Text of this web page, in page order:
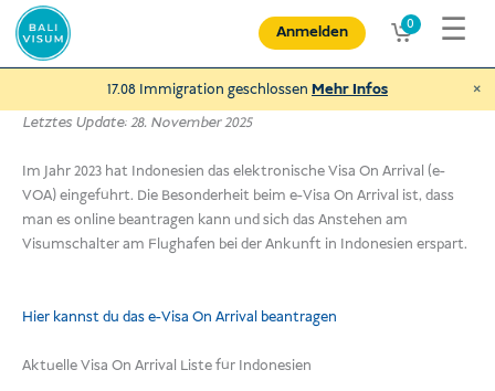
Zum
Inhalt
springen
Anmelden 0 ☰
17.08 Immigration geschlossen Mehr Infos ×
Letztes Update: 28. November 2025
Im Jahr 2023 hat Indonesien das elektronische Visa On Arrival (e-
VOA) eingeführt. Die Besonderheit beim e-Visa On Arrival ist, dass
man es online beantragen kann und sich das Anstehen am
Visumschalter am Flughafen bei der Ankunft in Indonesien erspart.
Hier kannst du das e-Visa On Arrival beantragen
Aktuelle Visa On Arrival Liste für Indonesien
Spende an NEXUBA
und helfe behinderten Menschen und
€ Spenden